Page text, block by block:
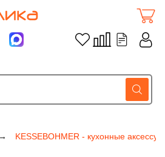
KESSEBOHMER - кухонные